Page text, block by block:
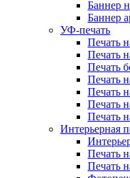
Баннер
Баннер
УФ-печать
Печать
Печать
Печать
Печать
Печать
Печать
Печать
Интерьерная
Печать
Печать